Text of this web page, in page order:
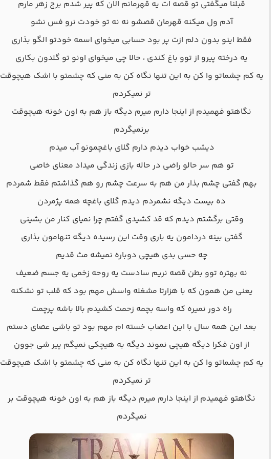
قبلنا میگفتی تو قصه ات یه قهرمانم الان که پیر شدم برج زهر مارم
آدم ول میکنه قهرمان قصشو نه نه تو خودت نرو فس نشو
فقط اینو بدون دلم ازت پر بود حسابی میخوای اسمه خودتو الگو بذاری
یه درخته پیرو از توو باغ کندی ، حالا چی میخوای اونو تو گلدون بکاری
یه کم چشماتو وا کن به این تنها نگاه کن به منی که چشمتو با اشک هیچوقت
تر نمیکردم
نگاهتو فهمیدم از اینجا دارم میرم دیگه باز هم به اون خونه هیچوقت
برنمیگردم
دیشب خواب دیدم دارم گلای باغچمونو آب میدم
تو هم سر حالو راضی در حاله بازی زندگی میداد معنای خاصی
بهم گفتی چشم بذار من هم به سرعت چشم رو هم گذاشتم فقط شمردم
ده بیست دیگه نشمردم دیدم گلای باغچه همه پژمردن
وقتی برگشتم دیدم که قد کشیدی گفتم چرا نمیای کنار من بشینی
گفتی بینه دردامون یه باری وقت این رسیده دیگه تنهامون بذاری
چه حسی بدی هیچی دوباره نمیشه مث قدیم
نه بهتره توو بطن قصه نریم سادست یه روحه زخمی یه جسم ضعیف
یعنی من همون که با هزارتا مشغله واسش مهم بود که قلب تو نشکنه
راه دور نمیره که واسه بچمه زحمت کشیدم بالا باشه پرچمت
بعد این همه سال با این اعصاب خسته ام مهم بود تو باشی عصای دستم
از اون فکرا دیگه هیچی نموند دیگه به هیچکی نمیگم پیر شی جوون
یه کم چشماتو وا کن به این تنها نگاه کن به منی که چشمتو با اشک هیچوقت
تر نمیکردم
نگاهتو فهمیدم از اینجا دارم میرم دیگه باز هم به اون خونه هیچوقت بر
نمیگردم